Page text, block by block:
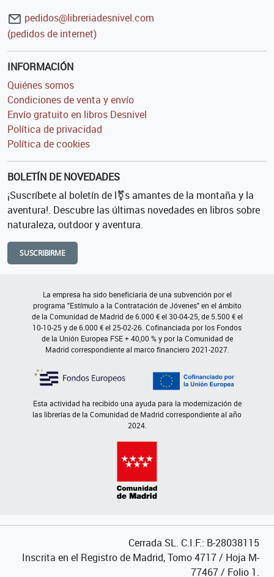
pedidos@libreriadesnivel.com
(pedidos de internet)
INFORMACIÓN
Quiénes somos
Condiciones de venta y envío
Envío gratuito en libros Desnivel
Política de privacidad
Política de cookies
BOLETÍN DE NOVEDADES
¡Suscríbete al boletín de l⚧s amantes de la montaña y la
aventura!. Descubre las últimas novedades en libros sobre
naturaleza, outdoor y aventura.
SUSCRIBIRME
La empresa ha sido beneficiaria de una subvención por el
programa "Estímulo a la Contratación de Jóvenes" en el ámbito
de la Comunidad de Madrid de 6.000 € el 30-04-25, de 5.500 € el
10-10-25 y de 6.000 € el 25-02-26. Cofinanciada por los Fondos
de la Unión Europea FSE + 40,00 % y por la Comunidad de
Madrid correspondiente al marco financiero 2021-2027.
Esta actividad ha recibido una ayuda para la modernización de
las librerías de la Comunidad de Madrid correspondiente al año
2024.
Cerrada SL. C.I.F.: B-28038115
Inscrita en el Registro de Madrid, Tomo 4717 / Hoja M-
77467 / Folio 1.